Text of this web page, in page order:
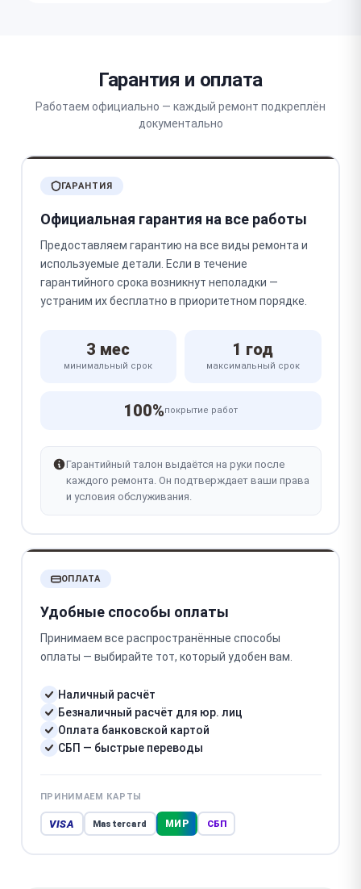
Гарантия и оплата
Работаем официально — каждый ремонт подкреплён
документально
ГАРАНТИЯ
Официальная гарантия на все работы
Предоставляем гарантию на все виды ремонта и
используемые детали. Если в течение
гарантийного срока возникнут неполадки —
устраним их бесплатно в приоритетном порядке.
3 мес
минимальный срок
1 год
максимальный срок
100%покрытие работ
Гарантийный талон выдаётся на руки после
каждого ремонта. Он подтверждает ваши права
и условия обслуживания.
ОПЛАТА
Удобные способы оплаты
Принимаем все распространённые способы
оплаты — выбирайте тот, который удобен вам.
Наличный расчёт
Безналичный расчёт для юр. лиц
Оплата банковской картой
СБП — быстрые переводы
ПРИНИМАЕМ КАРТЫ
VISA Mastercard МИР СБП